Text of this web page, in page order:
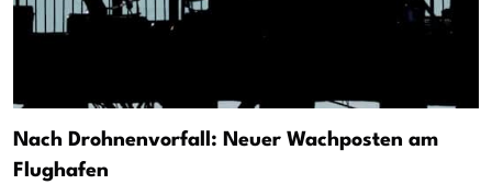
Nach Drohnenvorfall: Neuer Wachposten am
Flughafen